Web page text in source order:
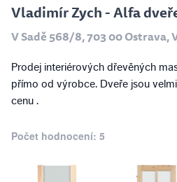
Vladimír Zych - Alfa
V Sadě 568/8, 703 00 Ostrava,
Prodej interiérových dřevěných
přímo od výrobce. Dveře jsou
cenu .
Počet hodnocení: 5